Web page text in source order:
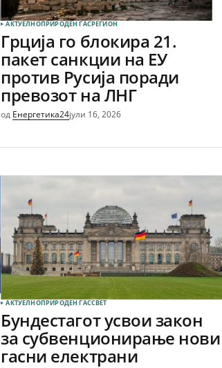
АКТУЕЛНОПРИРОДЕН ГАСРЕГИОН
Грција го блокира 21.
пакет санкции на ЕУ
против Русија поради
превозот на ЛНГ
од Енергетика24јули 16, 2026
АКТУЕЛНОПРИРОДЕН ГАССВЕТ
Бундестагот усвои закон
за субвенционирање нови
гасни електрани